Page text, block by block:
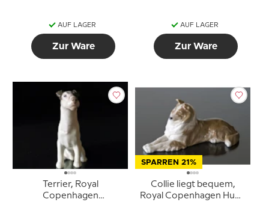
AUF LAGER
Zur Ware
AUF LAGER
Zur Ware
Terrier, Royal
Copenhagen
SPARREN 21%
Collie liegt bequem,
Royal Copenhagen Hund